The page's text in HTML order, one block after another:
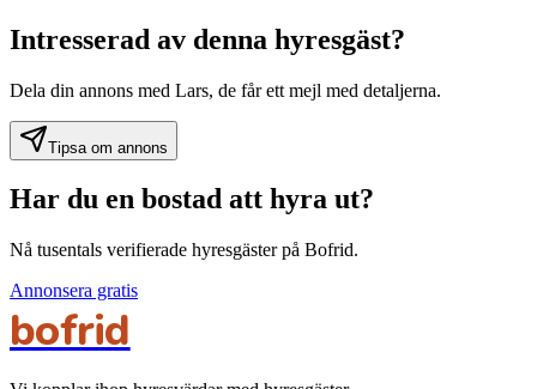
Intresserad av denna hyresgäst?
Dela din annons med Lars, de får ett mejl med detaljerna.
Tipsa om annons
Har du en bostad att hyra ut?
Nå tusentals verifierade hyresgäster på Bofrid.
Annonsera gratis
bofrid